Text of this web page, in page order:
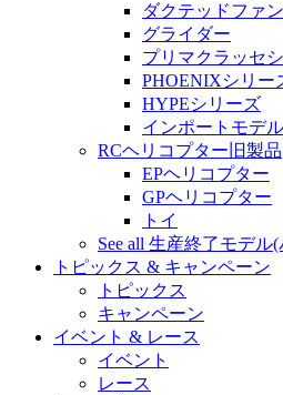
ダクテッドファ
グライダー
プリマクラッセ
PHOENIXシリー
HYPEシリーズ
インポートモデル
RCヘリコプター旧製品
EPヘリコプター
GPヘリコプター
トイ
See all 生産終了モデル
トピックス & キャンペーン
トピックス
キャンペーン
イベント & レース
イベント
レース